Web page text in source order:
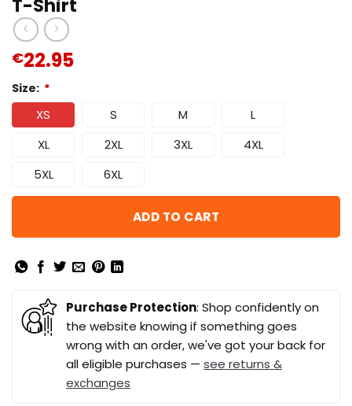
T-Shirt
€22.95
Size: *
XS S M
L
XL
2XL 3XL
4XL
5XL
6XL
ADD TO CART
Purchase Protection: Shop confidently on
the website knowing if something goes
wrong with an order, we've got your back for
all eligible purchases — see returns &
exchanges